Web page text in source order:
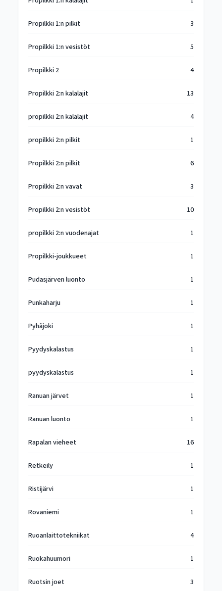
Propilkki 1:n pilkit 3
Propilkki 1:n vesistöt 5
Propilkki 2 4
Propilkki 2:n kalalajit 13
propilkki 2:n kalalajit 4
propilkki 2:n pilkit 1
Propilkki 2:n pilkit 6
Propilkki 2:n vavat 3
Propilkki 2:n vesistöt 10
propilkki 2:n vuodenajat 1
Propilkki-joukkueet 1
Pudasjärven luonto 1
Punkaharju 1
Pyhäjoki 1
Pyydyskalastus 1
pyydyskalastus 1
Ranuan järvet 1
Ranuan luonto 1
Rapalan vieheet 16
Retkeily 1
Ristijärvi 1
Rovaniemi 1
Ruoanlaittotekniikat 4
Ruokahuumori 1
Ruotsin joet 3